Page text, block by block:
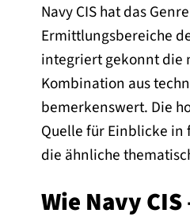
Navy CIS hat das
Ermittlungsbereiche
integriert gekonnt die
Kombination aus
bemerkenswert. Die
Quelle für Einblicke
die ähnliche
Wie Navy